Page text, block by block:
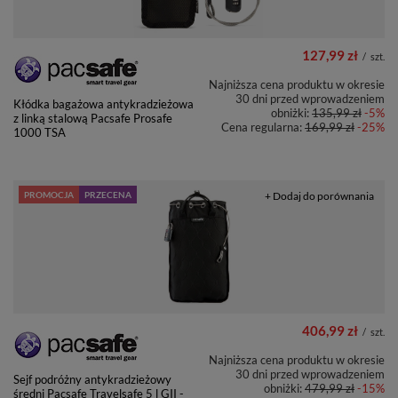
Kłódka bagażowa antykradzieżowa
z linką stalową Pacsafe Prosafe
1000 TSA
127,99 zł / szt.
Najniższa cena produktu w okresie
30 dni przed wprowadzeniem
obniżki:135,99 zł-5%
Cena regularna:169,99 zł-25%
PROMOCJA PRZECENA
Sejf podróżny antykradzieżowy
średni Pacsafe Travelsafe 5 l GII -
406,99 zł / szt.
Najniższa cena produktu w okresie
30 dni przed wprowadzeniem
obniżki:479,99 zł-15%
+ Dodaj do porównania